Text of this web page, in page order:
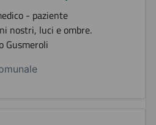
- paziente
nostri, luci e ombre.
Gusmeroli